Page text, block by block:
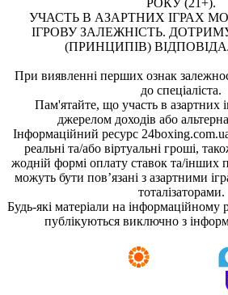
УЧАСТЬ В АЗАРТНИХ ІГРАХ
ІГРОВУ ЗАЛЕЖНІСТЬ.
(ПРИНЦИПІВ)
При виявленні перших ознак
до спеціаліста.
Пам'ятайте, що участь в азартних
джерелом доходів або
Інформаційний ресурс
реальні та/або віртуальні гроші,
жодній формі оплату ставок та/інших
можуть бути пов’язані з азартними
тоталізаторами.
Будь-які матеріали на інформаційному
публікуються виключно з